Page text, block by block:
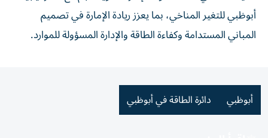
أبوظبي للتغير المناخي، بما يعزز ريادة الإمارة في تصميم
المباني المستدامة وكفاءة الطاقة والإدارة المسؤولة للموارد.
أبوظبي دائرة الطاقة في أبوظبي